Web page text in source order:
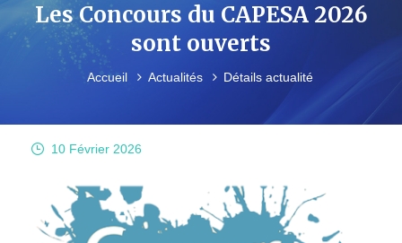
Les Concours du CAPESA 2026
sont ouverts
Accueil Actualités Détails actualité
10 Février 2026